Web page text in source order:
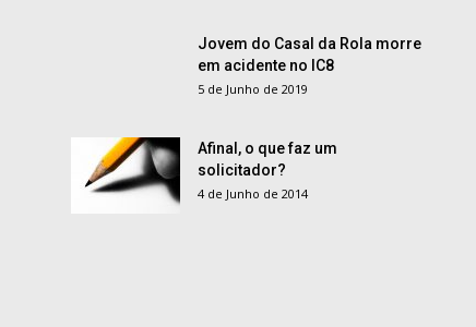
Jovem do Casal da Rola morre
em acidente no IC8
5 de Junho de 2019
Afinal, o que faz um
solicitador?
4 de Junho de 2014